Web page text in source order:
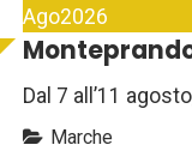
Ago2026
Dal 7 all’11
Marche